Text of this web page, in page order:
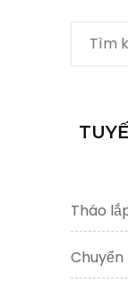
Tìm
kiếm
Tháo